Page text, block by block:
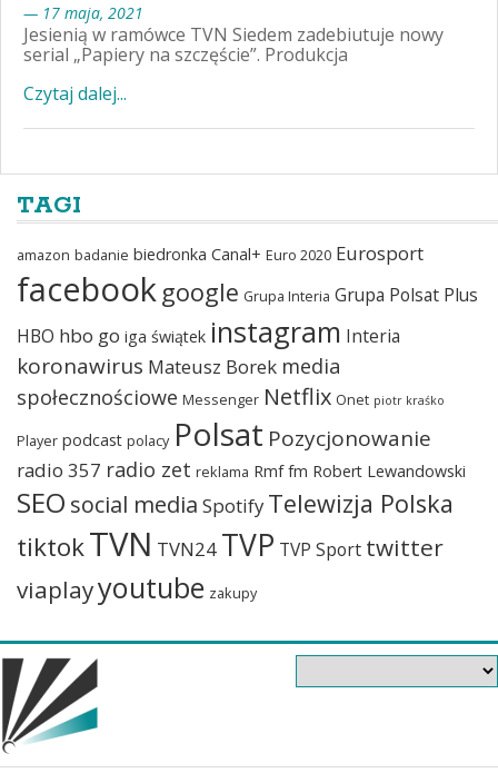
— 17 maja, 2021
Jesienią w ramówce TVN Siedem zadebiutuje nowy
serial „Papiery na szczęście”. Produkcja
Czytaj dalej...
TAGI
amazon badanie biedronka Canal+ Euro 2020 Eurosport
facebook google Grupa Interia Grupa Polsat Plus
HBO hbo go iga świątek instagram Interia
koronawirus Mateusz Borek media
społecznościowe Messenger Netflix Onet piotr kraśko
Player podcast polacy Polsat Pozycjonowanie
radio 357 radio zet reklama Rmf fm Robert Lewandowski
SEO social media Spotify Telewizja Polska
tiktokTVN TVN24 TVP TVP Sport twitter
viaplayyoutube zakupy